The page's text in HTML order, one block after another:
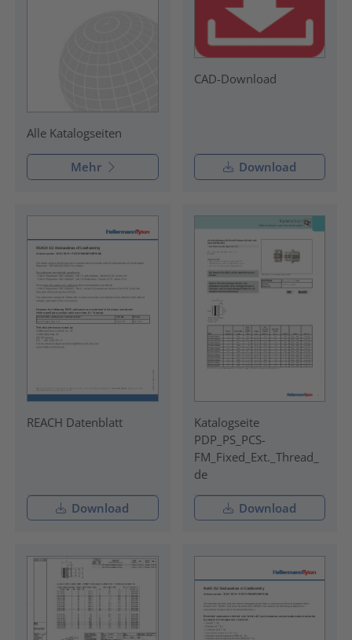
Alle Katalogseiten
Mehr
CAD-Download
Download
REACH Datenblatt
Download
Katalogseite
PDP_PS_PCS-
FM_Fixed_Ext._Thread_
de
Download